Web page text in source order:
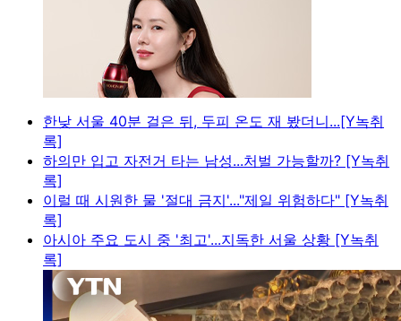
한낮 서울 40분 걸은 뒤, 두피 온도 재 봤더니...[Y녹취
록]
하의만 입고 자전거 타는 남성...처벌 가능할까? [Y녹취
록]
이럴 때 시원한 물 '절대 금지'..."제일 위험하다" [Y녹취
록]
아시아 주요 도시 중 '최고'...지독한 서울 상황 [Y녹취
록]